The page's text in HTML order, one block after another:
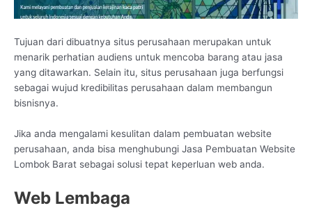
Tujuan dari dibuatnya situs perusahaan merupakan untuk
menarik perhatian audiens untuk mencoba barang atau jasa
yang ditawarkan. Selain itu, situs perusahaan juga berfungsi
sebagai wujud kredibilitas perusahaan dalam membangun
bisnisnya.
Jika anda mengalami kesulitan dalam pembuatan website
perusahaan, anda bisa menghubungi Jasa Pembuatan Website
Lombok Barat sebagai solusi tepat keperluan web anda.
Web Lembaga